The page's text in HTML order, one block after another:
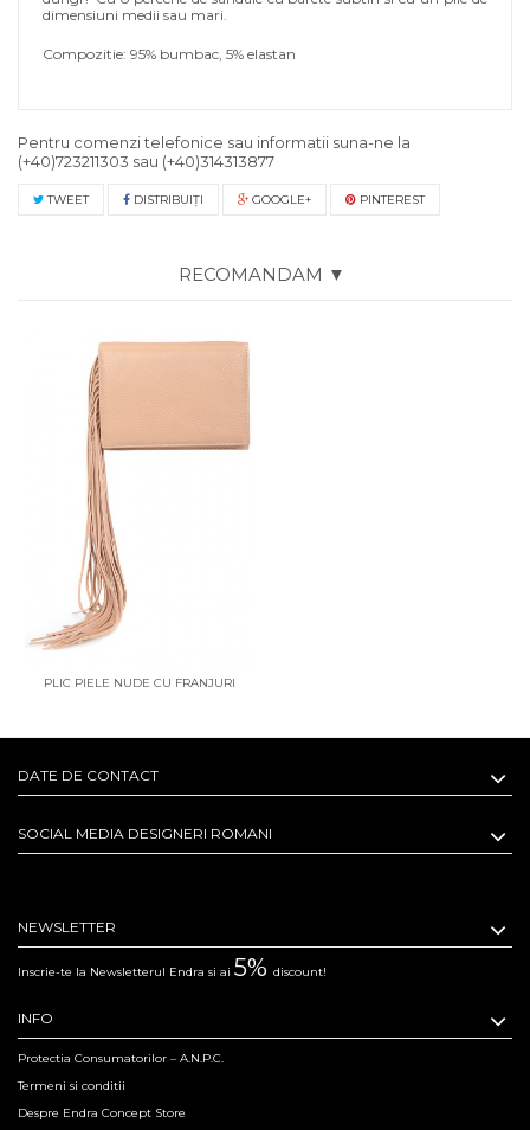
dimensiuni medii sau mari.
Compozitie: 95% bumbac, 5% elastan
Pentru comenzi telefonice sau informatii suna-ne la
(+40)723211303 sau (+40)314313877
TWEET DISTRIBUIŢI GOOGLE+ PINTEREST
RECOMANDAM ▼
PLIC PIELE NUDE CU FRANJURI
DATE DE CONTACT
SOCIAL MEDIA DESIGNERI ROMANI
NEWSLETTER
Inscrie-te la Newsletterul Endra si ai 5% discount!
INFO
Protectia Consumatorilor – A.N.P.C.
Termeni si conditii
Despre Endra Concept Store